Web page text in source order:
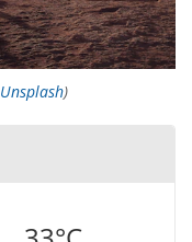
Unsplash)